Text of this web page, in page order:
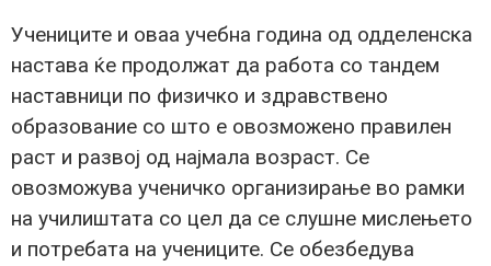
Учениците и оваа учебна година од одделенска
настава ќе продолжат да работа со тандем
наставници по физичко и здравствено
образование со што е овозможено правилен
раст и развој од најмала возраст. Се
овозможува ученичко организирање во рамки
на училиштата со цел да се слушне мислењето
и потребата на учениците. Се обезбедува